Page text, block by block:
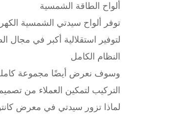
ألواح الطاقة الشمسية
توفر ألواح سيدتي الشمسية
لتوفير استقلالية أكبر في مجال
النظام الكامل
وسوف نعرض أيضًا مجموعة كاملة
التركيب لتمكين العملاء من
لماذا تزور سيدتي في معرض